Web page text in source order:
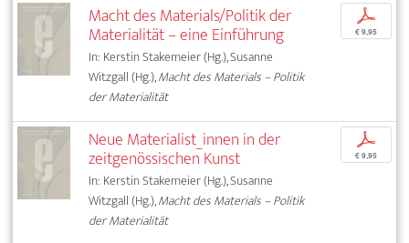
Macht des Materials/Politik der
Materialität – eine Einführung
In: Kerstin Stakemeier (Hg.), Susanne
Witzgall (Hg.),Macht des Materials – Politik
der Materialität
p
€ 9,95
Neue Materialist_innen in der
zeitgenössischen Kunst
In: Kerstin Stakemeier (Hg.), Susanne
Witzgall (Hg.),Macht des Materials – Politik
der Materialität
p
€ 9,95